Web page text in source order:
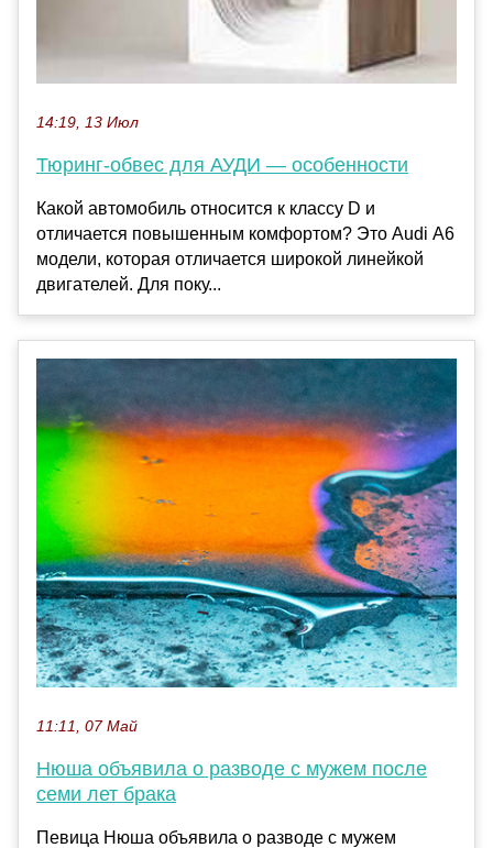
14:19, 13 Июл
Тюринг-обвес для АУДИ — особенности
Какой автомобиль относится к классу D и
отличается повышенным комфортом? Это Audi А6
модели, которая отличается широкой линейкой
двигателей. Для поку...
11:11, 07 Май
Нюша объявила о разводе с мужем после
семи лет брака
Певица Нюша объявила о разводе с мужем